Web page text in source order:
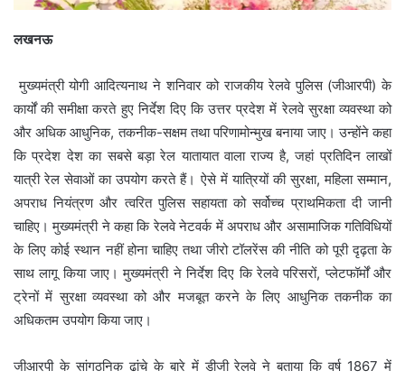
लखनऊ
मुख्यमंत्री योगी आदित्यनाथ ने शनिवार को राजकीय रेलवे पुलिस (जीआरपी) के
कार्यों की समीक्षा करते हुए निर्देश दिए कि उत्तर प्रदेश में रेलवे सुरक्षा व्यवस्था को
और अधिक आधुनिक, तकनीक-सक्षम तथा परिणामोन्मुख बनाया जाए। उन्होंने कहा
कि प्रदेश देश का सबसे बड़ा रेल यातायात वाला राज्य है, जहां प्रतिदिन लाखों
यात्री रेल सेवाओं का उपयोग करते हैं। ऐसे में यात्रियों की सुरक्षा, महिला सम्मान,
अपराध नियंत्रण और त्वरित पुलिस सहायता को सर्वोच्च प्राथमिकता दी जानी
चाहिए। मुख्यमंत्री ने कहा कि रेलवे नेटवर्क में अपराध और असामाजिक गतिविधियों
के लिए कोई स्थान नहीं होना चाहिए तथा जीरो टॉलरेंस की नीति को पूरी दृढ़ता के
साथ लागू किया जाए। मुख्यमंत्री ने निर्देश दिए कि रेलवे परिसरों, प्लेटफॉर्मों और
ट्रेनों में सुरक्षा व्यवस्था को और मजबूत करने के लिए आधुनिक तकनीक का
अधिकतम उपयोग किया जाए।
जीआरपी के सांगठनिक ढांचे के बारे में डीजी रेलवे ने बताया कि वर्ष 1867 में